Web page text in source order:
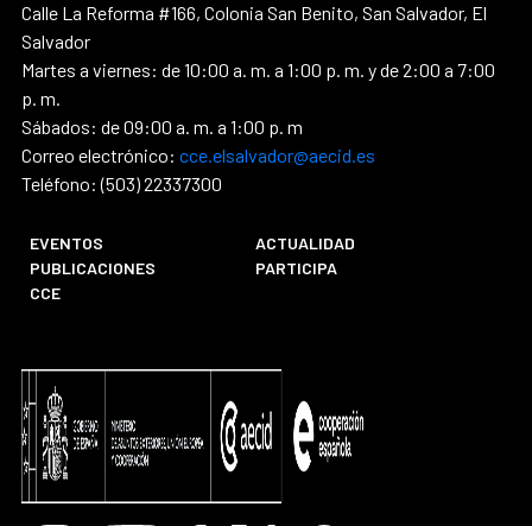
Calle La Reforma #166, Colonia San Benito, San Salvador, El
Salvador
Martes a viernes: de 10:00 a. m. a 1:00 p. m. y de 2:00 a 7:00
p. m.
Sábados: de 09:00 a. m. a 1:00 p. m
Correo electrónico: cce.elsalvador@aecid.es
Teléfono: (503) 22337300
EVENTOS
ACTUALIDAD
PUBLICACIONES
PARTICIPA
CCE